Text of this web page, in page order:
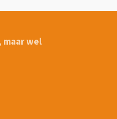
maar wel